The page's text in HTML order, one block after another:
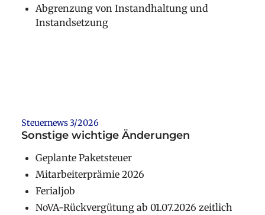
Abgrenzung von Instandhaltung und
Instandsetzung
Steuernews 3/2026
Sonstige wichtige Änderungen
Geplante Paketsteuer
Mitarbeiterprämie 2026
Ferialjob
NoVA-Rückvergütung ab 01.07.2026 zeitlich